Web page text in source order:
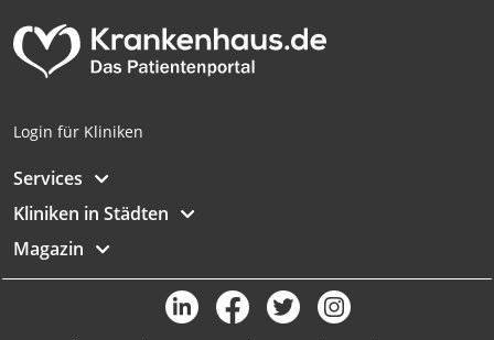
Login für Kliniken
Services
Kliniken in Städten
Magazin
Geräte anhand von aktiv angeforderten
Informationen identifizieren
Nicht-IAB-Verarbeitungszwecke:
Funktional
Werbung